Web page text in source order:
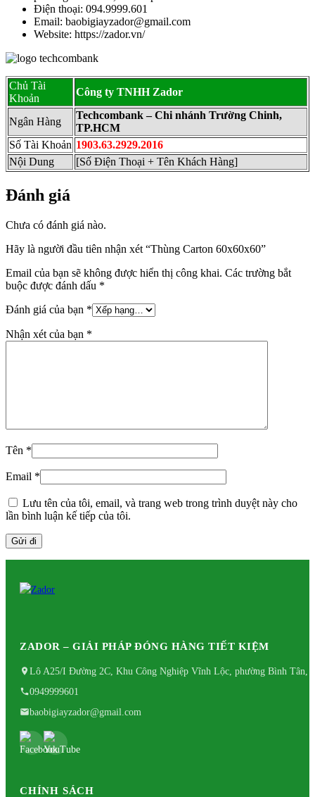
Điện thoại: 094.9999.601
Email: baobigiayzador@gmail.com
Website: https://zador.vn/
Chủ Tài
Khoản
Công ty TNHH Zador
Ngân Hàng
Techcombank – Chi nhánh Trường Chinh,
TP.HCM
Số Tài Khoản 1903.63.2929.2016
Nội Dung
[Số Điện Thoại + Tên Khách Hàng]
Đánh giá
Chưa có đánh giá nào.
Hãy là người đầu tiên nhận xét “Thùng Carton 60x60x60”
Email của bạn sẽ không được hiển thị công khai. Các trường bắt
buộc được đánh dấu *
Đánh giá của bạn *
Nhận xét của bạn *
Tên *
Email *
Lưu tên của tôi, email, và trang web trong trình duyệt này cho
lần bình luận kế tiếp của tôi.
ZADOR – GIẢI PHÁP ĐÓNG HÀNG TIẾT KIỆM
Lô A25/I Đường 2C, Khu Công Nghiệp Vĩnh Lộc, phường Bình Tân,
0949999601
baobigiayzador@gmail.com
CHÍNH SÁCH